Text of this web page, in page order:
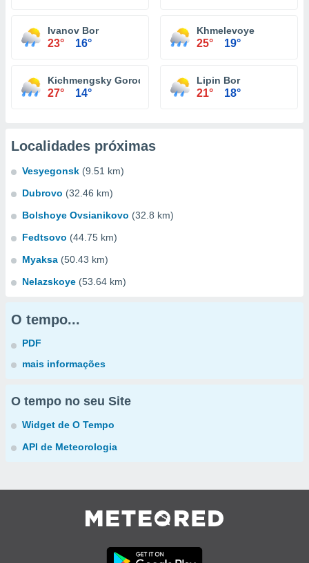
Ivanov Bor
23° 16°
Khmelevoye
25° 19°
Kichmengsky Gorodok
27° 14°
Lipin Bor
21° 18°
Localidades próximas
Vesyegonsk (9.51 km)
Dubrovo (32.46 km)
Bolshoye Ovsianikovo (32.8 km)
Fedtsovo (44.75 km)
Myaksa (50.43 km)
Nelazskoye (53.64 km)
O tempo...
PDF
mais informações
O tempo no seu Site
Widget de O Tempo
API de Meteorologia